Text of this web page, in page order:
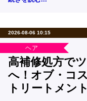
2026-08-06 10:15
ヘア
高補修処方で
へ！オブ・コ
トリートメン